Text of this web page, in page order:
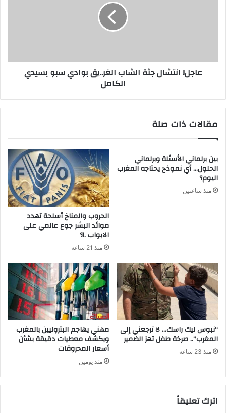
عاجل! انتشال جثة الشاب الغر..يق بوادي سبو بسيدي
الكامل
مقالات ذات صلة
بين برلماني الأسئلة وبرلماني
الحلول… أي نموذج يحتاجه المغرب
اليوم؟
منذ ساعتين
الحروب والمناخ أسلحة تهدد
موائد البشر جوع عالمي على
الابواب .!؟
منذ 21 ساعة
“نبوس ليك راسك… لا ترجعني إلى
المغرب”.. صرخة طفل تهز الضمير
منذ 23 ساعة
مهني يهاجم البتروليين بالمغرب
ويكشف معطيات دقيقة بشأن
أسعار المحروقات
منذ يومين
اترك تعليقاً